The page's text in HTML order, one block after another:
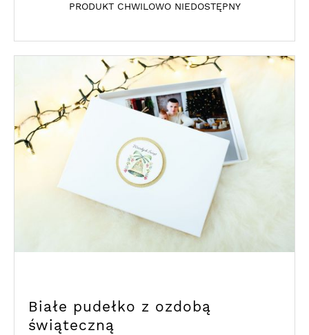
PRODUKT CHWILOWO NIEDOSTĘPNY
Białe pudełko z ozdobą
świąteczną